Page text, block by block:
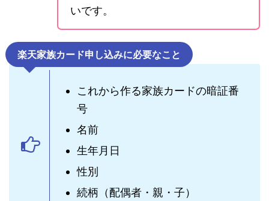
いです。
楽天家族カード申し込みに必要なこと
これから作る家族カードの暗証番
号
名前
生年月日
性別
続柄（配偶者・親・子）